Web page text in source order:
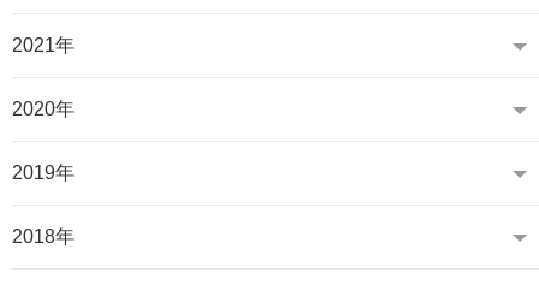
2021年
2020年
2019年
2018年